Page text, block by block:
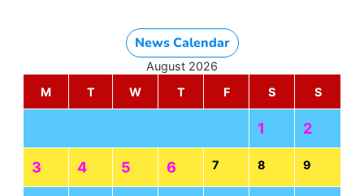
News Calendar
August 2026
M
T W T F S S
1 2
3 4 5 6 7 8 9